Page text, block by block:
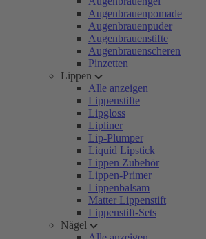
Augenbrauenpomade
Augenbrauenpuder
Augenbrauenstifte
Augenbrauenscheren
Pinzetten
Lippen
Alle anzeigen
Lippenstifte
Lipgloss
Lipliner
Lip-Plumper
Liquid Lipstick
Lippen Zubehör
Lippen-Primer
Lippenbalsam
Matter Lippenstift
Lippenstift-Sets
Nägel